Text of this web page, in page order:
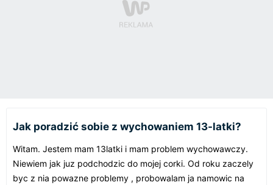
Jak poradzić sobie z wychowaniem 13-latki?
Witam. Jestem mam 13latki i mam problem wychowawczy.
Niewiem jak juz podchodzic do mojej corki. Od roku zaczely
byc z nia powazne problemy , probowalam ja namowic na